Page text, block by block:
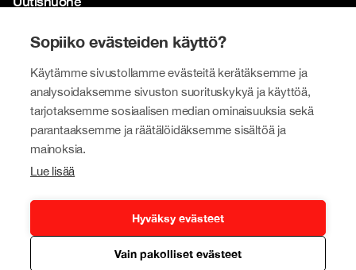
Sopiiko evästeiden käyttö?
Käytämme sivustollamme evästeitä kerätäksemme ja
analysoidaksemme sivuston suorituskykyä ja käyttöä,
tarjotaksemme sosiaalisen median ominaisuuksia sekä
parantaaksemme ja räätälöidäksemme sisältöä ja
mainoksia.
Lue lisää
Hyväksy evästeet
Vain pakolliset evästeet
Brändimme
Tokmanni
SPAR Suomi
Click Shoes ja Shoe House
Dollarstore
Big Dollar